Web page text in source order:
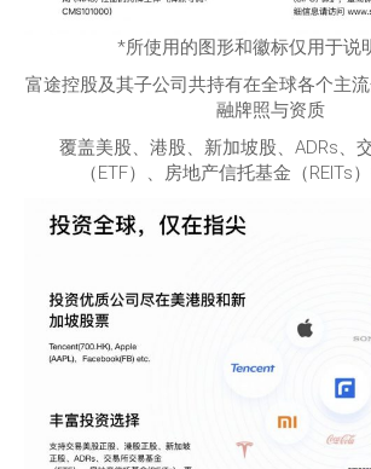
*所使用的图形和徽标仅用于说
富途控股及其子公司共持有在全球各个主
融牌照与资质
覆盖美股、港股、新加坡股、ADRs、
（ETF）、房地产信托基金（REITs